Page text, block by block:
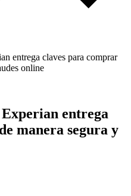
entrega claves para comprar
online
entrega
manera segura y